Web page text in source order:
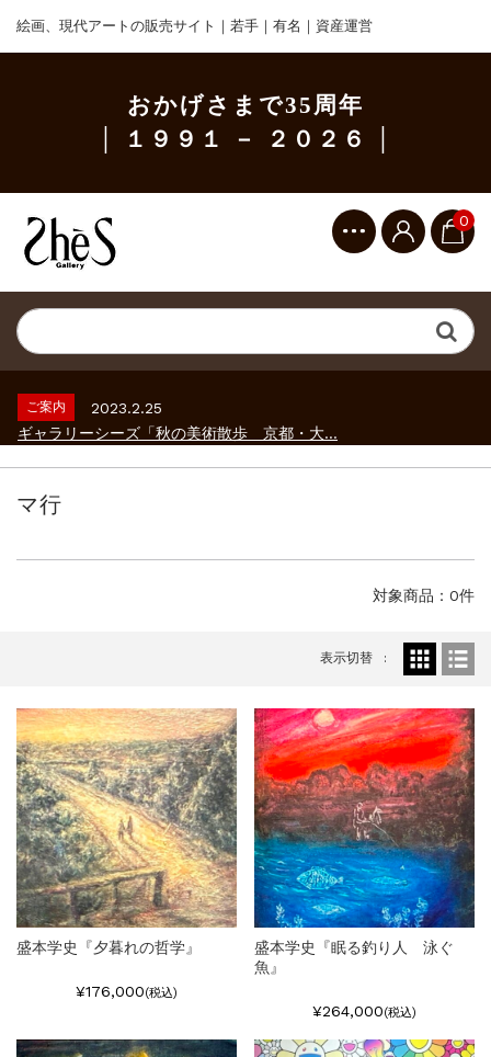
絵画、現代アートの販売サイト｜若手｜有名｜資産運営
おかげさまで35周年
│ １９９１ － ２０２６ │
0
ご案内
2023.2.25
ご案内
2026.2.17
砂澤ビッキ展 －砂澤ビッキの生きた時代－...
ご案内
ご案内
2026.2.17
マ行
対象商品：0件
表示切替
盛本学史『夕暮れの哲学』
¥176,000(税込)
盛本学史『眠る釣り人 泳ぐ
魚』
¥264,000(税込)